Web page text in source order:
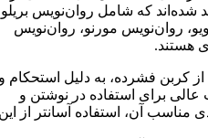
که شامل روان‌نویس
روان‌نویس مورنو، روان‌نویس
هستند.
کربن فشرده، به دلیل استحکام
برای استفاده در نوشتن و
آن، استفاده آسانتر از